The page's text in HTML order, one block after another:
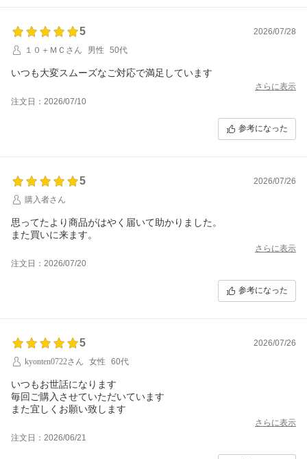
5
2026/07/28
１０＋ＭＣさん
男性 50代
いつも大変スムーズなご対応で満足しています
さらに表示
注文日：2026/07/10
参考になった
5
2026/07/26
購入者さん
思ってたより商品がはやく届いて助かりました。
また買いに来ます。
さらに表示
注文日：2026/07/20
参考になった
5
2026/07/26
kyonten0722さん
女性 60代
いつもお世話になります
毎回ご購入させていただいています
また宜しくお願い致します
さらに表示
注文日：2026/06/21